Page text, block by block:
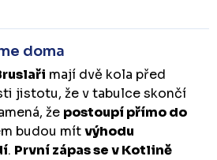
doma
mají dvě kola před
jistotu, že v tabulce skončí
že postoupí přímo do
budou mítvýhodu
. První zápas se v Kotlině